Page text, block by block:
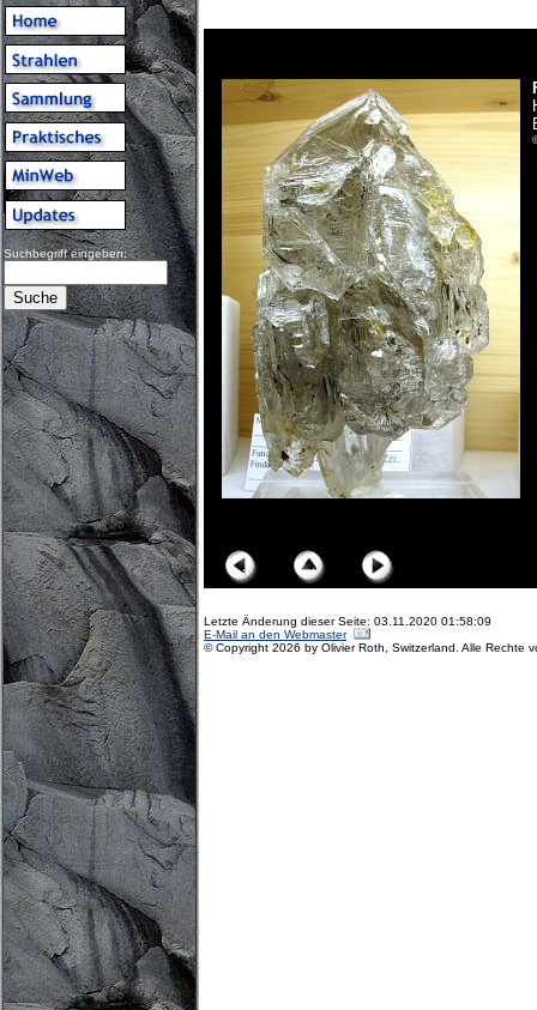
Suchbegriff eingeben:
Letzte Änderung dieser Seite: 03.11.2020 01:58:09
E-Mail an den Webmaster
© Copyright 2026 by Olivier Roth, Switzerland. Alle Rechte